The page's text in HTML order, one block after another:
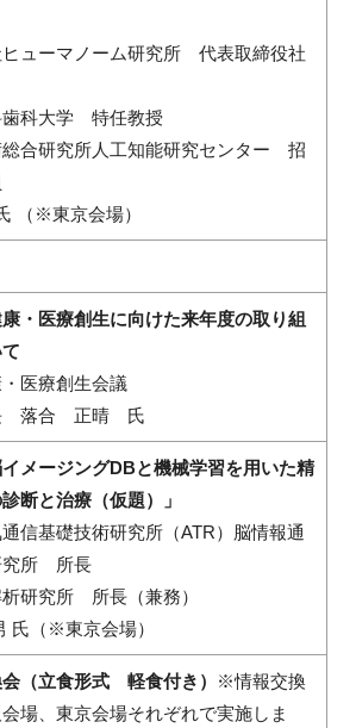
ューマノーム研究所 代表取締役社
歯科大学 特任教授
総合研究所人工知能研究センター 招
（※東京会場）
・医療創生に向けた来年度の取り組
医療創生会議
落合 正晴 氏
メージングDBと機械学習を用いた精
断と治療（仮題）」
信基礎技術研究所（ATR）脳情報通
究所 所長
研究所 所長（兼務）
氏 （※東京会場）
（立食形式 軽食付き）
※情報交換
場、東京会場それぞれで実施しま